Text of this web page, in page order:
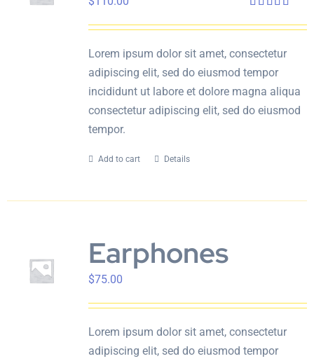
4.00out
Lorem ipsum dolor sit amet, consectetur
adipiscing elit, sed do eiusmod tempor
incididunt ut labore et dolore magna aliqua
consectetur adipiscing elit, sed do eiusmod
tempor.
Add to cart Details
Earphones
$75.00
Lorem ipsum dolor sit amet, consectetur
adipiscing elit, sed do eiusmod tempor